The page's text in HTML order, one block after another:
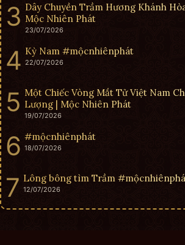
Dây Chuyền Trầm Hương Khánh
Mộc Nhiên Phát
23/07/2026
Kỳ Nam #mộcnhiênphát
22/07/2026
Một Chiếc Vòng Mắt Tử Việt Nam
Lượng | Mộc Nhiên Phát
19/07/2026
#mộcnhiênphát
18/07/2026
Lông bông tìm Trầm
12/07/2026